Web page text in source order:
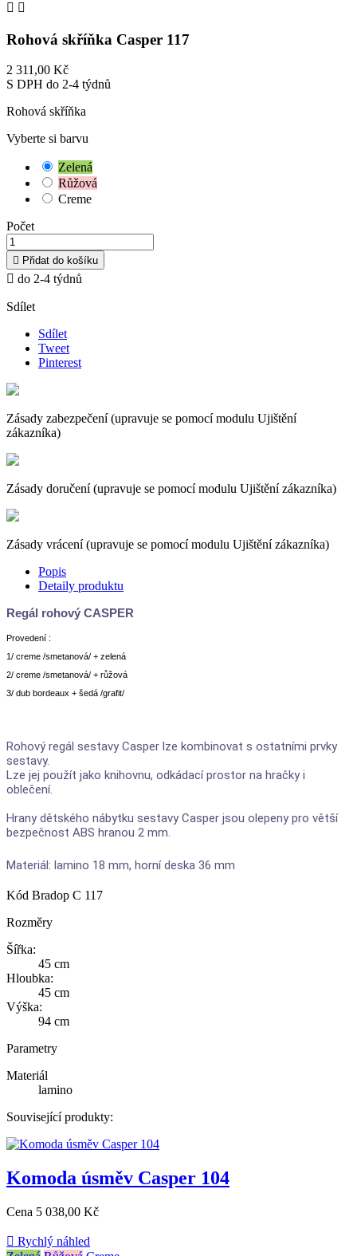
 
Rohová skříňka Casper 117
2 311,00 Kč
S DPH do 2-4 týdnů
Rohová skříňka
Vyberte si barvu
Zelená
Růžová
Creme
Počet
 Přidat do košíku
 do 2-4 týdnů
Sdílet
Sdílet
Tweet
Pinterest
Zásady zabezpečení (upravuje se pomocí modulu Ujištění
zákazníka)
Zásady doručení (upravuje se pomocí modulu Ujištění zákazníka)
Zásady vrácení (upravuje se pomocí modulu Ujištění zákazníka)
Popis
Detaily produktu
Regál rohový CASPER
Provedení :
1/ creme /smetanová/ + zelená
2/ creme /smetanová/ + růžová
3/ dub bordeaux + šedá /grafit/
Rohový regál sestavy Casper lze kombinovat s ostatními prvky
sestavy.
Lze jej použít jako knihovnu, odkádací prostor na hračky i
oblečení.
Hrany dětského nábytku sestavy Casper jsou olepeny pro větší
bezpečnost ABS hranou 2 mm.
Materiál: lamino 18 mm, horní deska 36 mm
Kód Bradop C 117
Rozměry
Šířka:
45 cm
Hloubka:
45 cm
Výška:
94 cm
Parametry
Materiál
lamino
Související produkty:
Komoda úsměv Casper 104
Cena 5 038,00 Kč
 Rychlý náhled